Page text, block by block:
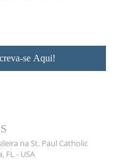
se Aqui!
na St. Paul Catholic
FL - USA